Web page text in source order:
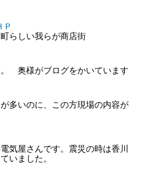
Ｐ
らしい我らが商店街
奥様がブログをかいています
多いのに、この方現場の内容が
気屋さんです。震災の時は香川
いました。